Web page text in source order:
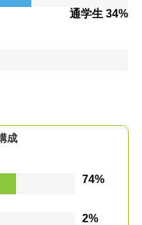
通学生 34%
成
74%
2%